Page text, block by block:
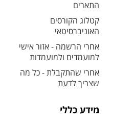
התארים
קטלוג הקורסים
האוניברסיטאי
אחרי הרשמה - אזור אישי
למועמדים ולמועמדות
אחרי שהתקבלת - כל מה
שצריך לדעת
מידע כללי